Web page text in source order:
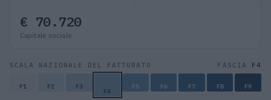
€ 70.720
Capitale sociale
SCALA NAZIONALE DEL FATTURATO FASCIA F4
F1 F2 F3 F4 F5 F6 F7 F8 F9